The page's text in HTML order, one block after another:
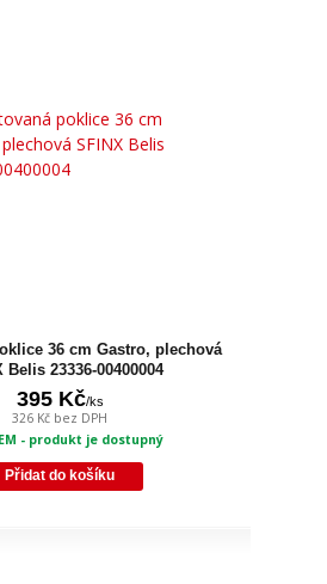
36 cm Gastro, plechová
Belis 23336-00400004
395 Kč/ks
326 Kč bez DPH
- produkt je dostupný
Přidat do košíku